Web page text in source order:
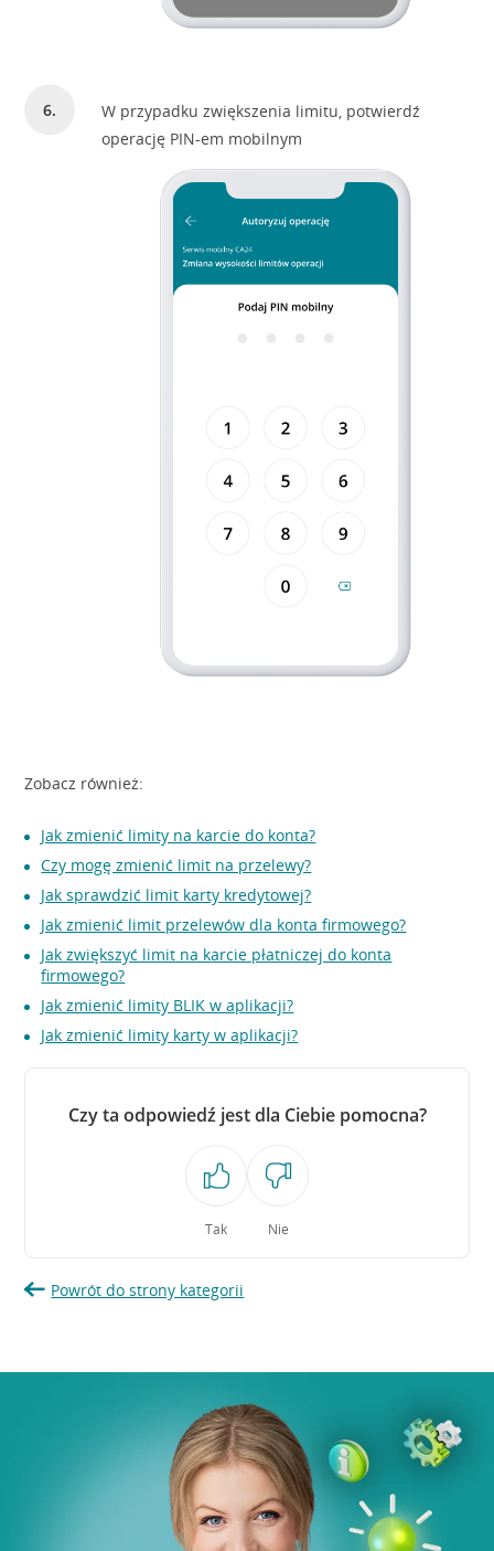
W przypadku zwiększenia limitu, potwierdź
operację PIN-em mobilnym
Zobacz również:
Jak zmienić limity na karcie do konta?
Czy mogę zmienić limit na przelewy?
Jak sprawdzić limit karty kredytowej?
Jak zmienić limit przelewów dla konta firmowego?
Jak zwiększyć limit na karcie płatniczej do konta
firmowego?
Jak zmienić limity BLIK w aplikacji?
Jak zmienić limity karty w aplikacji?
Czy ta odpowiedź jest dla Ciebie pomocna?
Tak Nie
Powrót do strony kategorii